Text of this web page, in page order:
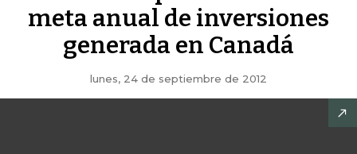
meta anual de inversiones
generada en Canadá
lunes, 24 de septiembre de 2012